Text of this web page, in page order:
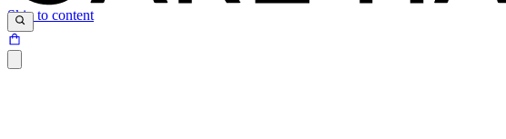
Skip to content